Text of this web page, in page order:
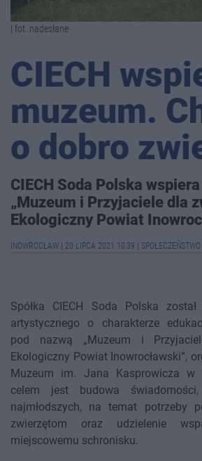
| fot. nadesłane
CIECH
muzeum.
o dobro
CIECH Soda Polska
„Muzeum i Przyjaciele dla
Ekologiczny Powiat
INOWROCŁAW 20 LIPCA 2021 10:39 SPOŁECZEŃSTWO
Spółka CIECH Soda Polska
artystycznego o charakterze
pod nazwą „Muzeum i
Ekologiczny Powiat Inowrocławski”,
Muzeum im. Jana Kasprowicza w
celem jest budowa
najmłodszych, na temat potrzeby
zwierzętom oraz udzielenie
miejscowemu schronisku.